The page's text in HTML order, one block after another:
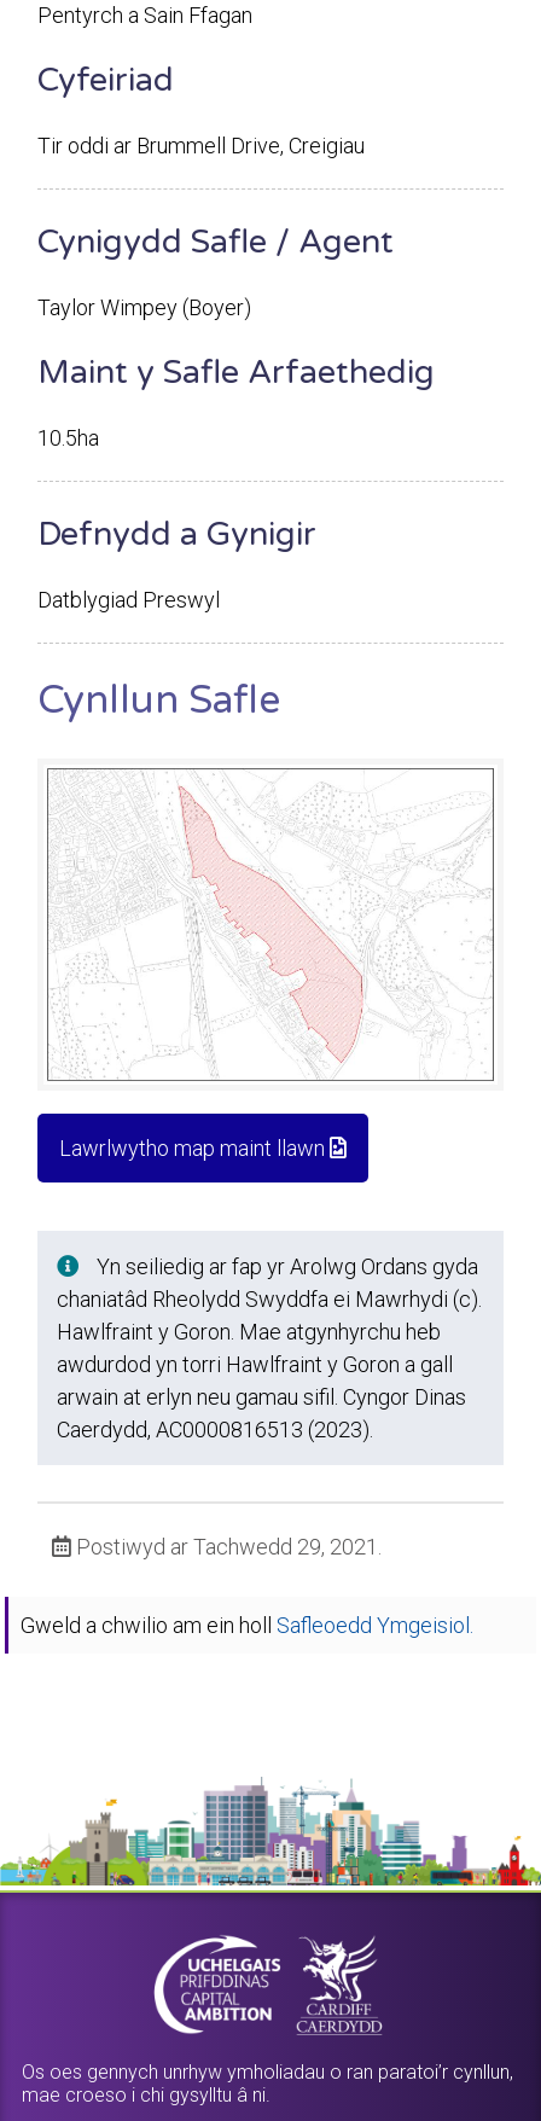
Pentyrch a Sain Ffagan
Cyfeiriad
Tir oddi ar Brummell Drive, Creigiau
Cynigydd Safle / Agent
Taylor Wimpey (Boyer)
Maint y Safle Arfaethedig
10.5ha
Defnydd a Gynigir
Datblygiad Preswyl
Cynllun Safle
Lawrlwytho map maint llawn
Yn seiliedig ar fap yr Arolwg Ordans gyda
chaniatâd Rheolydd Swyddfa ei Mawrhydi (c).
Hawlfraint y Goron. Mae atgynhyrchu heb
awdurdod yn torri Hawlfraint y Goron a gall
arwain at erlyn neu gamau sifil. Cyngor Dinas
Caerdydd, AC0000816513 (2023).
Postiwyd ar Tachwedd 29, 2021.
Gweld a chwilio am ein holl Safleoedd Ymgeisiol.
Os oes gennych unrhyw ymholiadau o ran paratoi’r cynllun,
mae croeso i chi gysylltu â ni.